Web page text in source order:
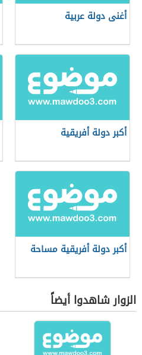
أغنى دولة عربية
أكبر دولة أفريقية
أكبر دولة أفريقية مساحة
الزوار شاهدوا أيضاً